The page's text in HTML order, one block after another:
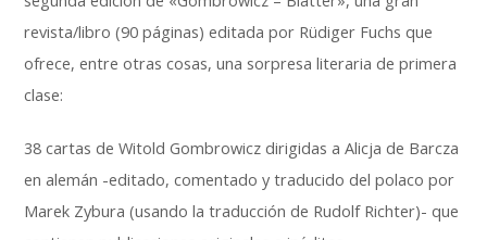
revista/libro (90 páginas) editada por Rüdiger Fuchs que
ofrece, entre otras cosas, una sorpresa literaria de primera
clase:
38 cartas de Witold Gombrowicz dirigidas a Alicja de Barcza
en alemán -editado, comentado y traducido del polaco por
Marek Zybura (usando la traducción de Rudolf Richter)- que